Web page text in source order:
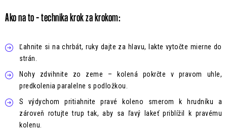
Ako na to – technika krok za krokom:
Ľahnite si na chrbát, ruky dajte za hlavu, lakte vytočte mierne do
strán.
Nohy zdvihnite zo zeme – kolená pokrčte v pravom uhle,
predkolenia paralelne s podložkou.
S výdychom pritiahnite pravé koleno smerom k hrudníku a
zároveň rotujte trup tak, aby sa ľavý lakeť priblížil k pravému
kolenu.